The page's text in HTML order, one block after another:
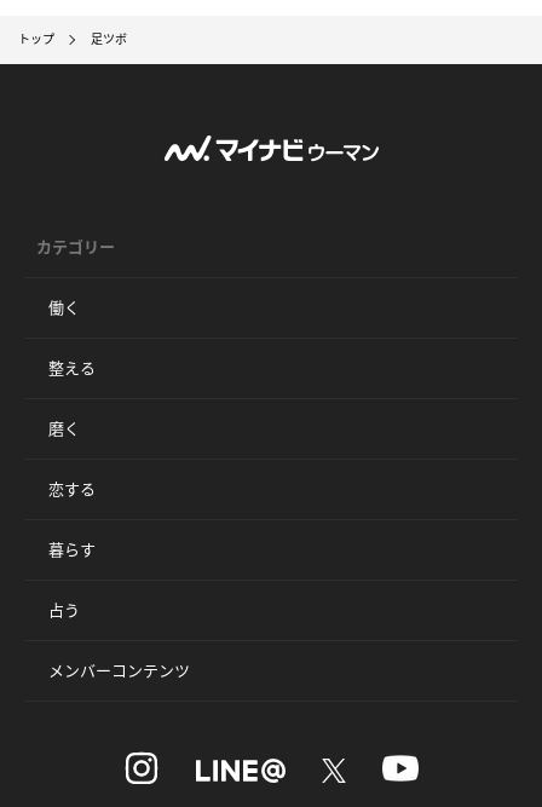
トップ 足ツボ
カテゴリー
働く
整える
磨く
恋する
暮らす
占う
メンバーコンテンツ